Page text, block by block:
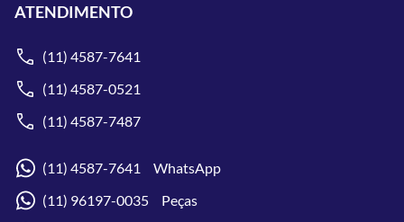
ATENDIMENTO
(11) 4587-7641
(11) 4587-0521
(11) 4587-7487
(11) 4587-7641 WhatsApp
(11) 96197-0035 Peças